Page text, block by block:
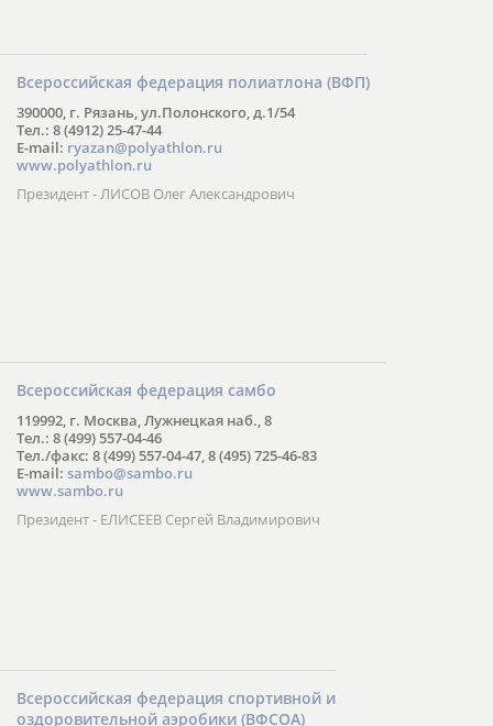
Всероссийская федерация полиатлона (ВФП)
390000, г. Рязань, ул.Полонского, д.1/54
Тел.: 8 (4912) 25-47-44
E-mail: ryazan@polyathlon.ru
www.polyathlon.ru
Президент - ЛИСОВ Олег Александрович
Всероссийская федерация самбо
119992, г. Москва, Лужнецкая наб., 8
Тел.: 8 (499) 557-04-46
Тел./факс: 8 (499) 557-04-47, 8 (495) 725-46-83
E-mail: sambo@sambo.ru
www.sambo.ru
Президент - ЕЛИСЕЕВ Сергей Владимирович
Всероссийская федерация спортивной и
оздоровительной аэробики (ВФСОА)